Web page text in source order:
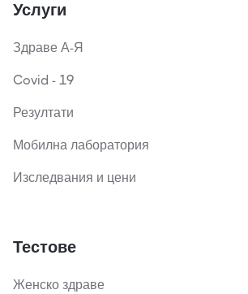
Услуги
Здраве А-Я
Covid - 19
Резултати
Мобилна лаборатория
Изследвания и цени
Тестове
Женско здраве